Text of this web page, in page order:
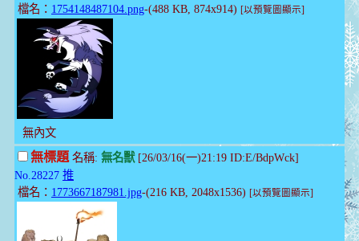
檔名： 1754148487104.png-(488 KB, 874x914) [以預覽圖顯示]
無內文
無標題名稱: 無名獸[26/03/16(一)21:19 ID:E/BdpWck]
No.28227 推
檔名： 1773667187981.jpg-(216 KB, 2048x1536) [以預覽圖顯示]